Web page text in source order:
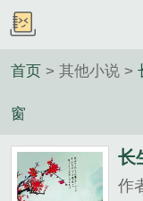
首页 > 其他小说 >
窗
长
弹
作